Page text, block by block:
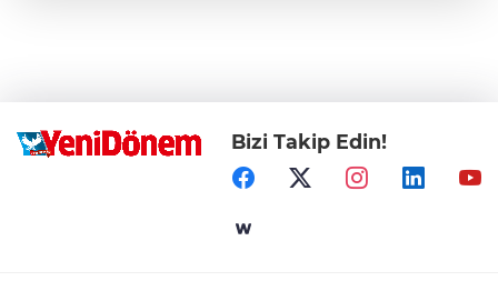
Bizi Takip Edin!